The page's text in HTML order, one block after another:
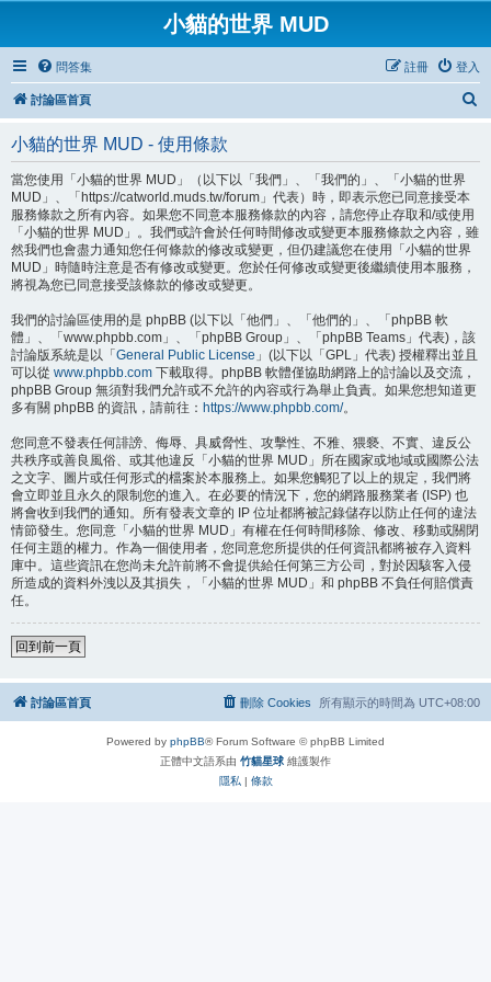
小貓的世界 MUD
問答集 登入
註冊
討論區首頁
小貓的世界 MUD - 使用條款
當您使用「小貓的世界 MUD」（以下以「我們」、「我們的」、「小貓的世界
MUD」、「https://catworld.muds.tw/forum」代表）時，即表示您已同意接受本
服務條款之所有內容。如果您不同意本服務條款的內容，請您停止存取和/或使用
「小貓的世界 MUD」。我們或許會於任何時間修改或變更本服務條款之內容，雖
然我們也會盡力通知您任何條款的修改或變更，但仍建議您在使用「小貓的世界
MUD」時隨時注意是否有修改或變更。您於任何修改或變更後繼續使用本服務，
將視為您已同意接受該條款的修改或變更。
我們的討論區使用的是 phpBB (以下以「他們」、「他們的」、「phpBB 軟
體」、「www.phpbb.com」、「phpBB Group」、「phpBB Teams」代表)，該
討論版系統是以「 General Public License 」(以下以「GPL」代表) 授權釋出並且
可以從 www.phpbb.com 下載取得。phpBB 軟體僅協助網路上的討論以及交流，
phpBB Group 無須對我們允許或不允許的內容或行為舉止負責。如果您想知道更
多有關 phpBB 的資訊，請前往： https://www.phpbb.com/。
您同意不發表任何誹謗、侮辱、具威脅性、攻擊性、不雅、猥褻、不實、違反公
共秩序或善良風俗、或其他違反「小貓的世界 MUD」所在國家或地域或國際公法
之文字、圖片或任何形式的檔案於本服務上。如果您觸犯了以上的規定，我們將
會立即並且永久的限制您的進入。在必要的情況下，您的網路服務業者 (ISP) 也
將會收到我們的通知。所有發表文章的 IP 位址都將被記錄儲存以防止任何的違法
情節發生。您同意「小貓的世界 MUD」有權在任何時間移除、修改、移動或關閉
任何主題的權力。作為一個使用者，您同意您所提供的任何資訊都將被存入資料
庫中。這些資訊在您尚未允許前將不會提供給任何第三方公司，對於因駭客入侵
所造成的資料外洩以及其損失，「小貓的世界 MUD」和 phpBB 不負任何賠償責
任。
回到前一頁
討論區首頁 所有顯示的時間為 UTC+08:00
刪除 Cookies
Powered by phpBB® Forum Software © phpBB Limited
正體中文語系由 竹貓星球 維護製作
隱私 | 條款